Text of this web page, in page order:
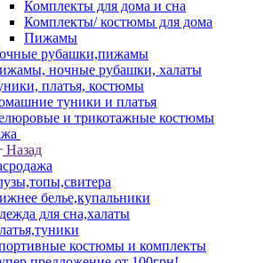
Комплекты для дома и сна
Комплекты/ костюмы для дома
Пижамы
рубашки,пижамы
ночные рубашки, халаты
платья, костюмы
туники и платья
и трикотажные костюмы
Назад
белье,купальники
для сна,халаты
костюмы и комплекты